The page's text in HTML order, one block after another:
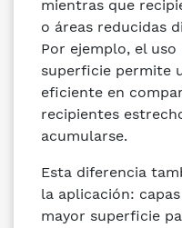
mientras que
o áreas reducidas
Por ejemplo, el
superficie permite
eficiente en
recipientes
acumularse.
Esta diferencia
la aplicación:
mayor superficie